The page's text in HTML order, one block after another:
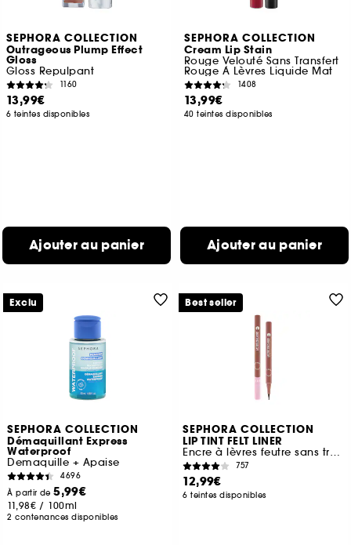
SEPHORA COLLECTION
Outrageous Plump Effect
Gloss
Gloss Repulpant
1160
13,99€
6 teintes disponibles
Ajouter au panier
SEPHORA COLLECTION
Cream Lip Stain
Rouge Velouté Sans Transfert
Rouge À Lèvres Liquide Mat
1408
13,99€
40 teintes disponibles
Ajouter au panier
SEPHORA COLLECTION
Démaquillant Express
Waterproof
Demaquille + Apaise
4696
À partir de5,99€
11,98€ / 100ml
2 contenances disponibles
Exclu
SEPHORA COLLECTION
LIP TINT FELT LINER
Encre à lèvres feutre sans transfert
757
12,99€
6 teintes disponibles
Best seller